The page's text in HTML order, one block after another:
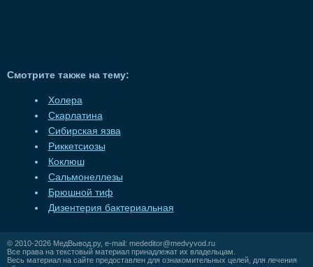
Смотрите также на тему:
Холера
Скарлатина
Сибирская язва
Риккетсиозы
Коклюш
Сальмонеллезы
Брюшной тиф
Дизентерия бактериальная
© 2010-2026 МедВывод.ру, e-mail: mededitor@medvyvod.ru
Все права на текстовый материал принадлежат их владельцам.
Весь материал на сайте предоставлен для ознакомительных целей, для лечения